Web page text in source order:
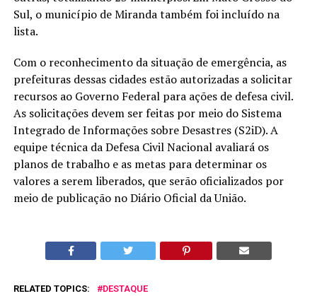
Sul, o município de Miranda também foi incluído na
lista.
Com o reconhecimento da situação de emergência, as
prefeituras dessas cidades estão autorizadas a solicitar
recursos ao Governo Federal para ações de defesa civil.
As solicitações devem ser feitas por meio do Sistema
Integrado de Informações sobre Desastres (S2iD). A
equipe técnica da Defesa Civil Nacional avaliará os
planos de trabalho e as metas para determinar os
valores a serem liberados, que serão oficializados por
meio de publicação no Diário Oficial da União.
RELATED TOPICS: DESTAQUE